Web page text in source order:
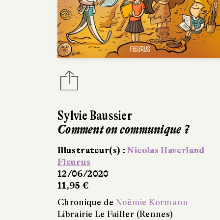
Sylvie Baussier
Comment on communique ?
Illustrateur(s) :Nicolas Haverland
Fleurus
12/06/2020
11,95 €
Chronique de Noëmie Kormann
Librairie Le Failler (Rennes)